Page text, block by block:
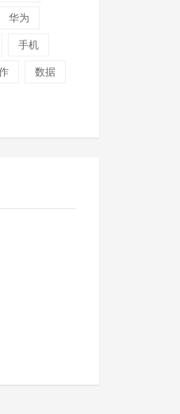
华为
手机
数据